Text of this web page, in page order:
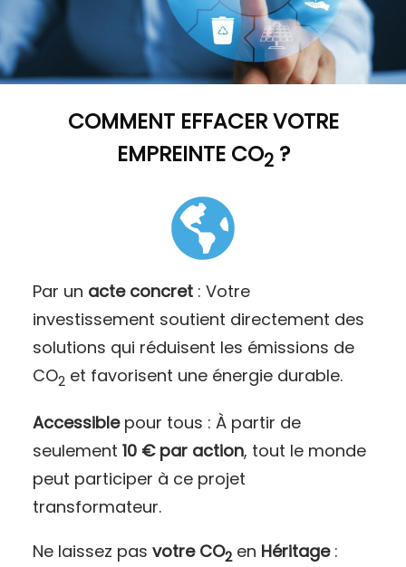
COMMENT EFFACER VOTRE
EMPREINTE CO2?
Par un acte concret: Votre
investissement soutient directement des
solutions qui réduisent les émissions de
CO2 et favorisent une énergie durable.
Accessiblepour tous : À partir de
seulement 10 € par action, tout le monde
peut participer à ce projet
transformateur.
Ne laissez pas votre CO2en Héritage: